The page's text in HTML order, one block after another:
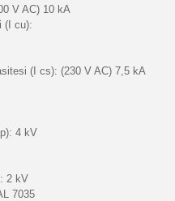
V AC) 10 kA
(I cu):
(I cs): (230 V AC) 7,5 kA
4 kV
2 kV
7035